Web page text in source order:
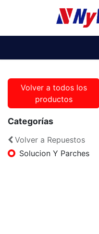
Volver a todos los
productos
Categorías
Volver a Repuestos
Solucion Y Parches